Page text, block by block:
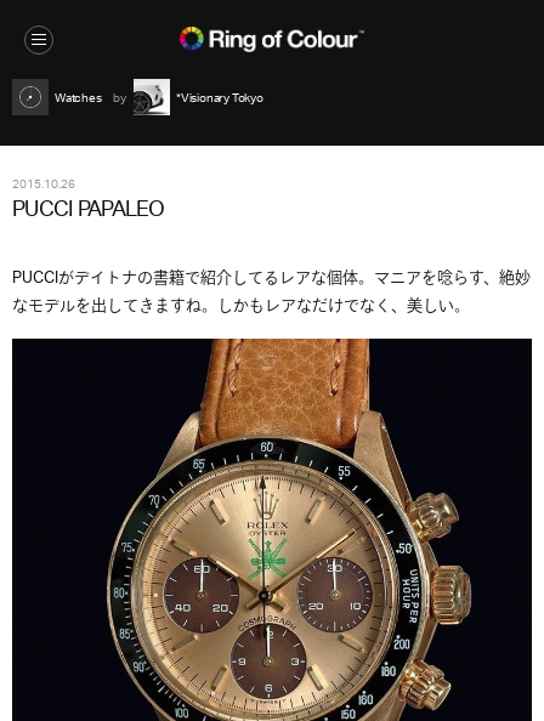
Watches *Visionary Tokyo
2015.10.26
PUCCI PAPALEO
PUCCIがデイトナの書籍で紹介してるレアな個体。マニアを唸らす、絶妙
なモデルを出してきますね。しかもレアなだけでなく、美しい。